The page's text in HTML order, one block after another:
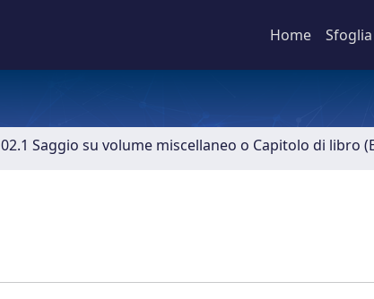
Home Sfoglia
02.1 Saggio su volume miscellaneo o Capitolo di libro